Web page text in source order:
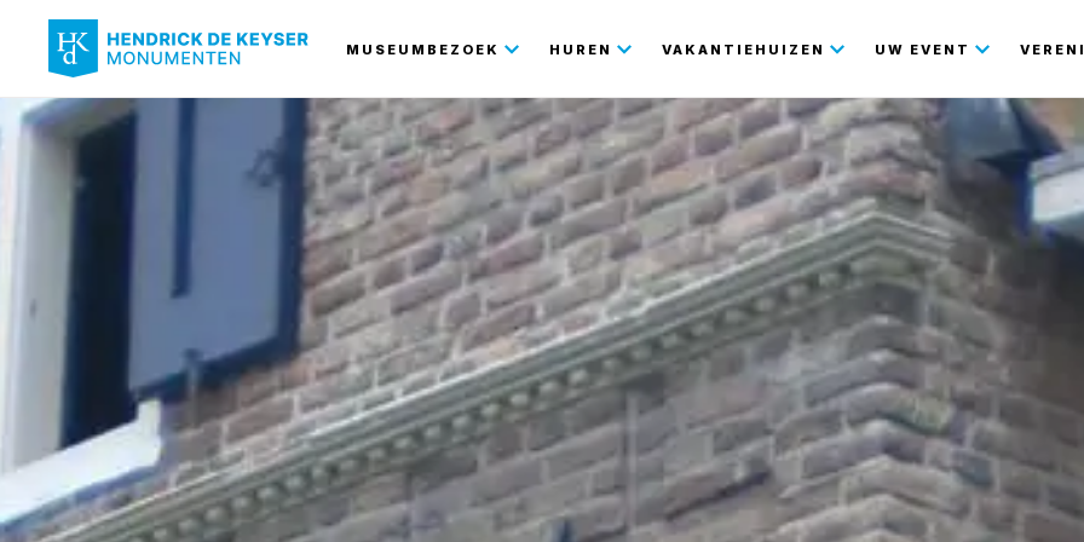
MUSEUMBEZOEK HUREN VAKANTIEHUIZEN UW EVENT